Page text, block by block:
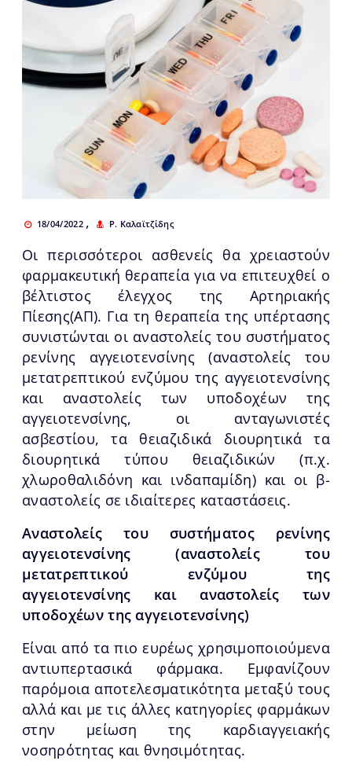
18/04/2022 , Ρ. Καλαϊτζίδης
Οι περισσότεροι ασθενείς θα χρειαστούν
φαρμακευτική θεραπεία για να επιτευχθεί ο
βέλτιστος έλεγχος της Αρτηριακής
Πίεσης(ΑΠ). Για τη θεραπεία της υπέρτασης
συνιστώνται οι αναστολείς του συστήματος
ρενίνης αγγειοτενσίνης (αναστολείς του
μετατρεπτικού ενζύμου της αγγειοτενσίνης
και αναστολείς των υποδοχέων της
αγγειοτενσίνης, οι ανταγωνιστές
ασβεστίου, τα θειαζιδικά διουρητικά τα
διουρητικά τύπου θειαζιδικών (π.χ.
χλωροθαλιδόνη και ινδαπαμίδη) και οι β-
αναστολείς σε ιδιαίτερες καταστάσεις.
Αναστολείς του συστήματος ρενίνης
αγγειοτενσίνης (αναστολείς του
μετατρεπτικού ενζύμου της
αγγειοτενσίνης και αναστολείς των
υποδοχέων της αγγειοτενσίνης)
Είναι από τα πιο ευρέως χρησιμοποιούμενα
αντιυπερτασικά φάρμακα. Εμφανίζουν
παρόμοια αποτελεσματικότητα μεταξύ τους
αλλά και με τις άλλες κατηγορίες φαρμάκων
στην μείωση της καρδιαγγειακής
νοσηρότητας και θνησιμότητας.